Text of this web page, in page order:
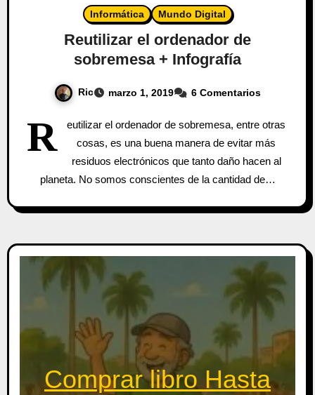
Informática Mundo Digital
Reutilizar el ordenador de
sobremesa + Infografía
Ric marzo 1, 2019 6 Comentarios
R
eutilizar el ordenador de sobremesa, entre otras
cosas, es una buena manera de evitar más
residuos electrónicos que tanto daño hacen al
planeta. No somos conscientes de la cantidad de…
Comprar libro Hasta